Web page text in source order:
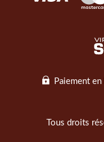
Paiement
Tous droits